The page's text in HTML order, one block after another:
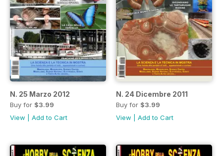
N. 25 Marzo 2012
Buy for $3.99
View
Add to Cart
N. 24 Dicembre 2011
Buy for $3.99
View
Add to Cart